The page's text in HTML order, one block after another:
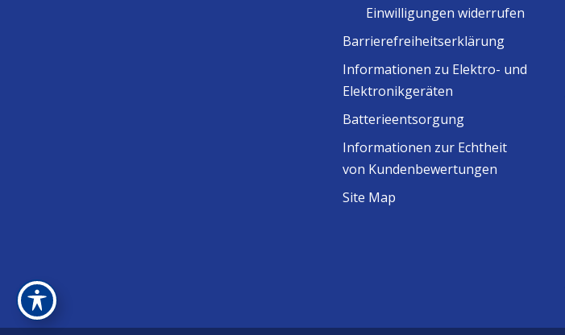
Einwilligungen widerrufen
Barrierefreiheitserklärung
Informationen zu Elektro- und
Elektronikgeräten
Batterieentsorgung
Informationen zur Echtheit
von Kundenbewertungen
Site Map